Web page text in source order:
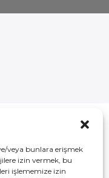
veya bunlara erişmek
izin vermek, bu
işlememize izin